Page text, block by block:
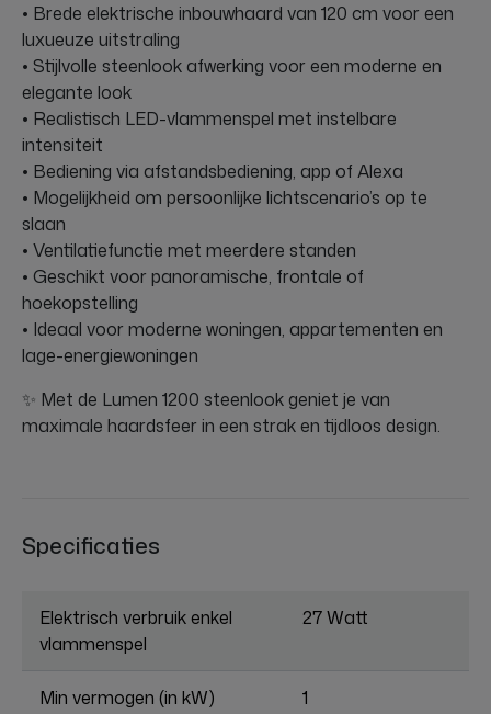
• Brede elektrische inbouwhaard van 120 cm voor een
luxueuze uitstraling
• Stijlvolle steenlook afwerking voor een moderne en
elegante look
• Realistisch LED-vlammenspel met instelbare
intensiteit
• Bediening via afstandsbediening, app of Alexa
• Mogelijkheid om persoonlijke lichtscenario’s op te
slaan
• Ventilatiefunctie met meerdere standen
• Geschikt voor panoramische, frontale of
hoekopstelling
• Ideaal voor moderne woningen, appartementen en
lage-energiewoningen
✨ Met de Lumen 1200 steenlook geniet je van
maximale haardsfeer in een strak en tijdloos design.
Specificaties
Elektrisch verbruik enkel
vlammenspel
27 Watt
Min vermogen (in kW) 1